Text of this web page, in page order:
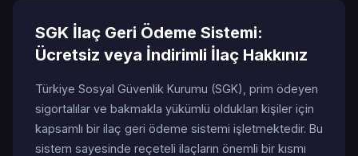
SGK İlaç Geri Ödeme Sistemi:
Ücretsiz veya İndirimli İlaç Hakkınız
Türkiye Sosyal Güvenlik Kurumu (SGK), prim ödeyen
sigortalılar ve bakmakla yükümlü oldukları kişiler için
kapsamlı bir ilaç geri ödeme sistemi işletmektedir. Bu
sistem sayesinde reçeteli ilaçların önemli bir kısmı